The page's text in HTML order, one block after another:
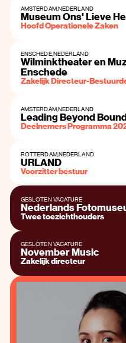
AMSTERDAM,NEDERLAND
Museum Ons' Lieve
Hoofd Operationele Zaken
ENSCHEDE,NEDERLAND
Wilminktheater en
Enschede
Zakelijk Directeur-
AMSTERDAM,NEDERLAND
Leading Beyond
Deelnemers Programma
ROTTERDAM,NEDERLAND
URLAND
Voorzitter bestuur
GESLOTEN VACATURE
Nederlands
Twee toezichthouders
GESLOTEN VACATURE
November Music
Zakelijk directeur